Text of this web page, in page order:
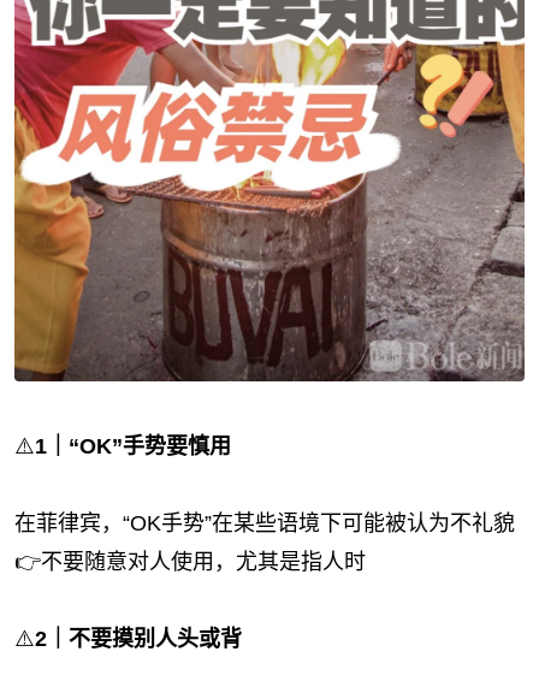
⚠️1｜“OK”手势要慎用
在菲律宾，“OK手势”在某些语境下可能被认为不礼貌
👉不要随意对人使用，尤其是指人时
⚠️2｜不要摸别人头或背